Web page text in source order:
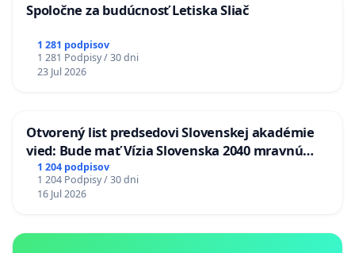
Spoločne za budúcnosť Letiska Sliač
1 281 podpisov
1 281 Podpisy / 30 dni
23 Jul 2026
Otvorený list predsedovi Slovenskej akadémie
vied: Bude mať Vízia Slovenska 2040 mravnú
chrbticu?
1 204 podpisov
1 204 Podpisy / 30 dni
16 Jul 2026